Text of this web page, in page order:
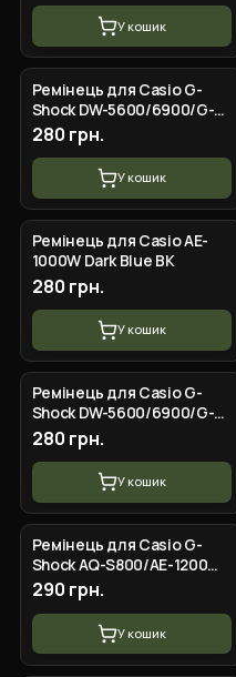
У кошик
Ремінець для Casio G-
Shock DW-5600/6900/G-
5600/GW-M5610 Blue Black
280 грн.
У кошик
Ремінець для Casio AE-
1000W Dark Blue BK
280 грн.
У кошик
Ремінець для Casio G-
Shock DW-5600/6900/G-
5600/GW-M5610 Red Black
280 грн.
У кошик
Ремінець для Casio G-
Shock AQ-S800/AE-1200
Camo Orange SL
290 грн.
У кошик